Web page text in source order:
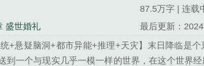
87.5万字 | 连载
盛世婚礼
最后更新：
统+悬疑脑洞+都市异能+推理+天灾】末日降临是
到一个与现实几乎一模一样的世界，在这个世界